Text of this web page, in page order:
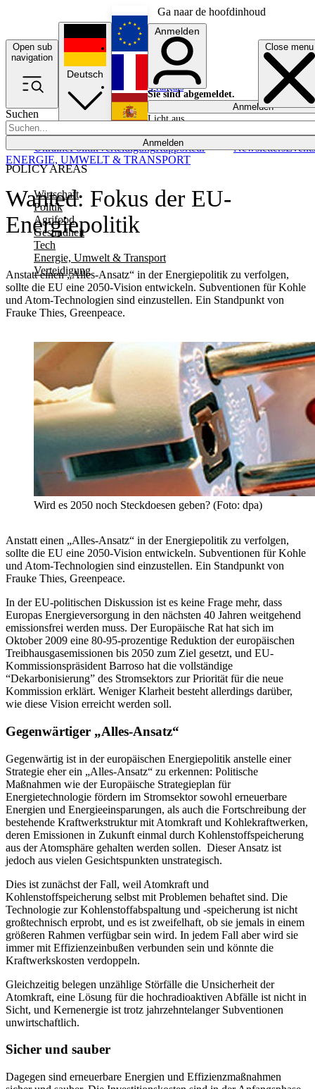
Ga naar de hoofdinhoud
Open sub
navigation
Close menu
Suchen
Anmelden
POLICY AREAS
Wirtschaft
Politik
Agrifood
Gesundheit
Tech
Energie, Umwelt & Transport
Verteidigung
UkrainePolitikVerteidigungRapporteur NewslettersEvents
Deutsch
English
Français
Anmelden
Sie sind abgemeldet.
Anmelden
Licht aus
Wanted: Fokus der EU-
Energiepolitik
Anstatt einen „Alles-Ansatz“ in der Energiepolitik zu verfolgen,
sollte die EU eine 2050-Vision entwickeln. Subventionen für Kohle
und Atom-Technologien sind einzustellen. Ein Standpunkt von
Frauke Thies, Greenpeace.
ENERGIE, UMWELT & TRANSPORT
Wird es 2050 noch Steckdoesen geben? (Foto: dpa)
Anstatt einen „Alles-Ansatz“ in der Energiepolitik zu verfolgen,
sollte die EU eine 2050-Vision entwickeln. Subventionen für Kohle
und Atom-Technologien sind einzustellen. Ein Standpunkt von
Frauke Thies, Greenpeace.
In der EU-politischen Diskussion ist es keine Frage mehr, dass
Europas Energieversorgung in den nächsten 40 Jahren weitgehend
emissionsfrei werden muss. Der Europäische Rat hat sich im
Oktober 2009 eine 80-95-prozentige Reduktion der europäischen
Treibhausgasemissionen bis 2050 zum Ziel gesetzt, und EU-
Kommissionspräsident Barroso hat die vollständige
“Dekarbonisierung” des Stromsektors zur Priorität für die neue
Kommission erklärt. Weniger Klarheit besteht allerdings darüber,
wie diese Vision erreicht werden soll.
Gegenwärtiger „Alles-Ansatz“
Gegenwärtig ist in der europäischen Energiepolitik anstelle einer
Strategie eher ein „Alles-Ansatz“ zu erkennen: Politische
Maßnahmen wie der Europäische Strategieplan für
Energietechnologie fördern im Stromsektor sowohl erneuerbare
Energien und Energieeinsparungen, als auch die Fortschreibung der
bestehende Kraftwerkstruktur mit Atomkraft und Kohlekraftwerken,
deren Emissionen in Zukunft einmal durch Kohlenstoffspeicherung
aus der Atomsphäre gehalten werden sollen. Dieser Ansatz ist
jedoch aus vielen Gesichtspunkten unstrategisch.
Dies ist zunächst der Fall, weil Atomkraft und
Kohlenstoffspeicherung selbst mit Problemen behaftet sind. Die
Technologie zur Kohlenstoffabspaltung und -speicherung ist nicht
großtechnisch erprobt, und es ist zweifelhaft, ob sie jemals in einem
größeren Rahmen verfügbar sein wird. In jedem Fall aber wird sie
immer mit Effizienzeinbußen verbunden sein und könnte die
Kraftwerkskosten verdoppeln.
Gleichzeitig belegen unzählige Störfälle die Unsicherheit der
Atomkraft, eine Lösung für die hochradioaktiven Abfälle ist nicht in
Sicht, und Kernenergie ist trotz jahrzehntelanger Subventionen
unwirtschaftlich.
Sicher und sauber
Dagegen sind erneuerbare Energien und Effizienzmaßnahmen